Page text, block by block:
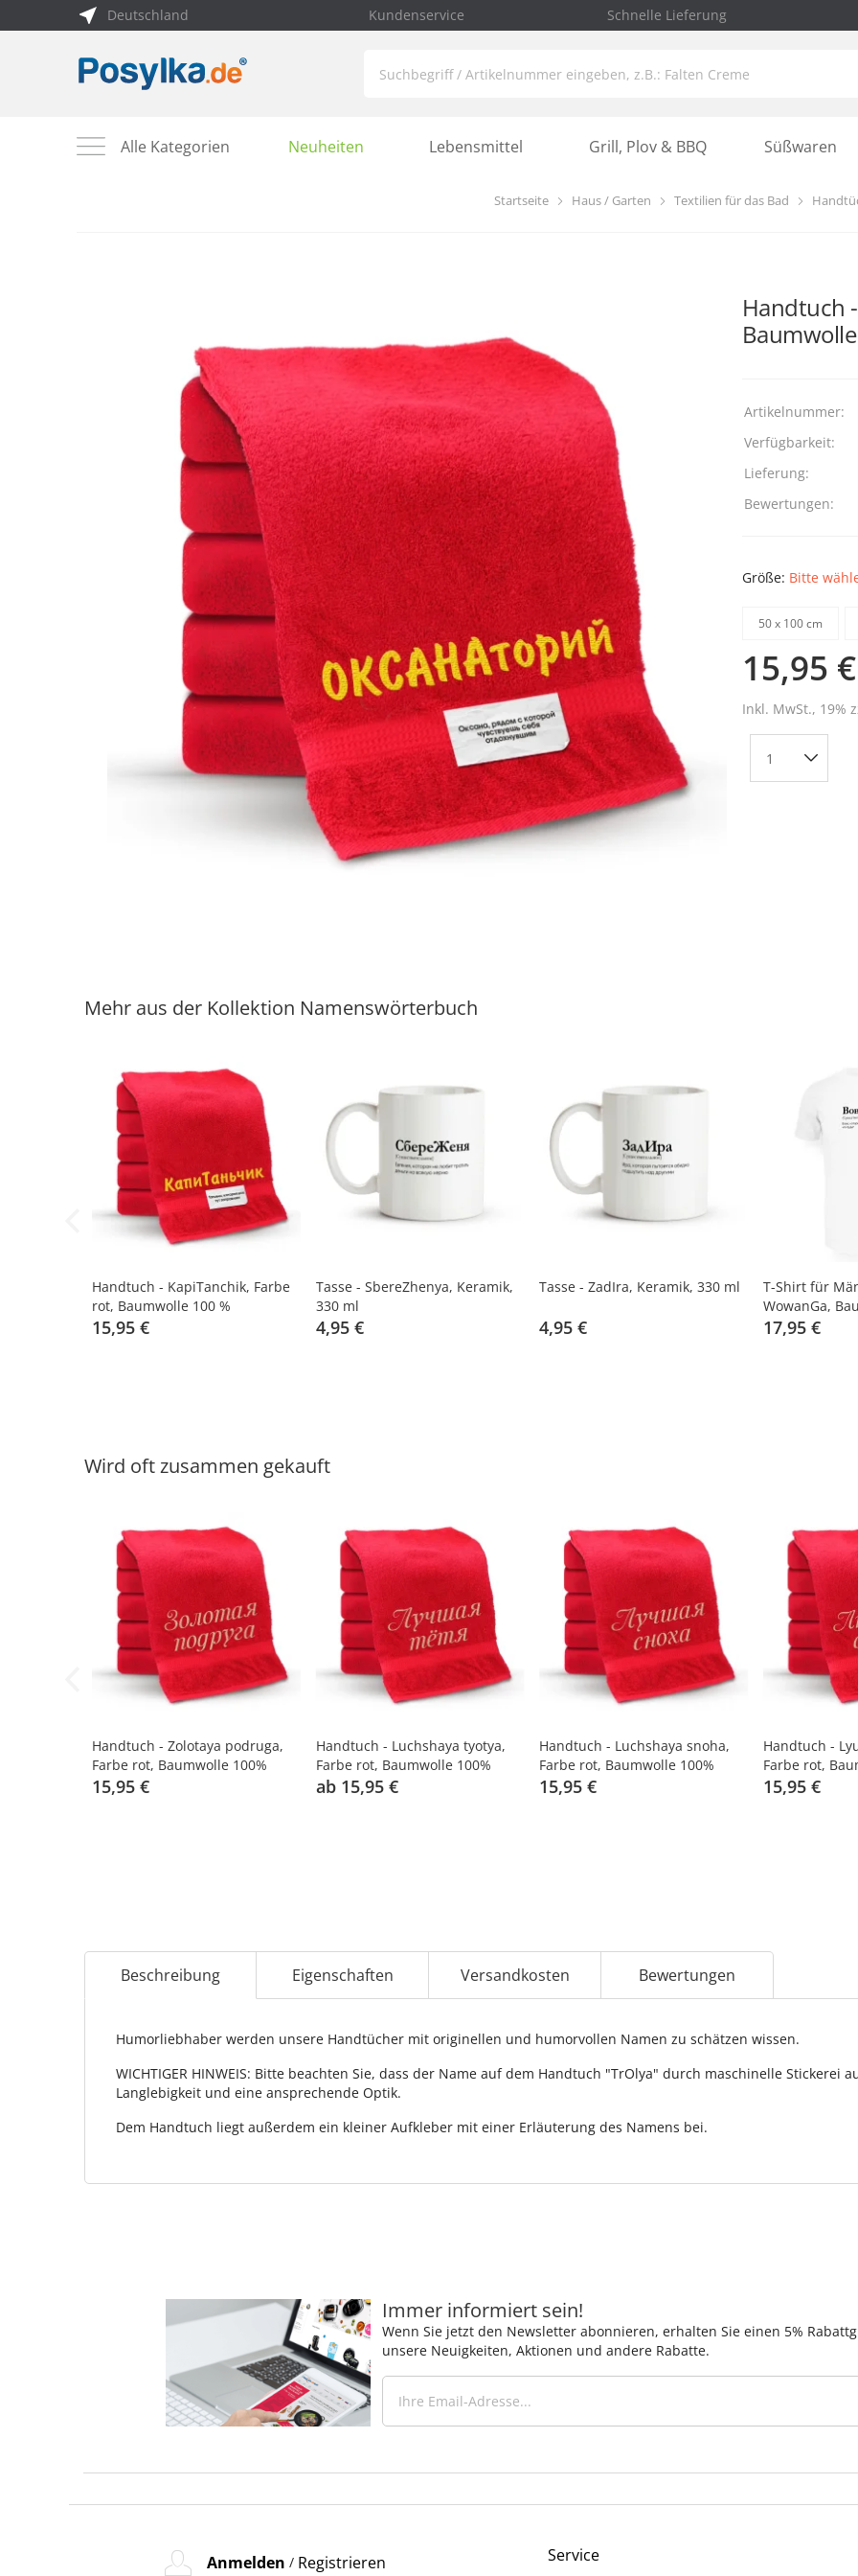
Deutschland Kundenservice Schnelle Lieferung
Alle Kategorien Neuheiten Lebensmittel Grill, Plov & BBQ Süßwaren
Startseite Haus / Garten Textilien für das Bad
Handtuch
Artikelnummer:
Verfügbarkeit:
Lieferung:
Bewertungen:
Größe: Bitte
50 х 100 cm
15,95 €
Inkl. MwSt., 19%
Mehr aus der Kollektion Namenswörterbuch
Handtuch - KapiTanchik, Farbe
rot, Baumwolle 100 %
15,95 €
Tasse - SberеZhenya, Keramik,
330 ml
4,95 €
Tasse - ZadIra, Keramik, 330 ml
4,95 €
T-Shirt für
WowanGa,
17,95 €
Wird oft zusammen gekauft
Handtuch - Zolotaya podruga,
Farbe rot, Baumwolle 100%
15,95 €
Handtuch - Luchshaya tyotya,
Farbe rot, Baumwolle 100%
ab 15,95 €
Handtuch - Luchshaya snoha,
Farbe rot, Baumwolle 100%
15,95 €
Handtuch -
Farbe rot,
15,95 €
Beschreibung Eigenschaften Versandkosten Bewertungen
Humorliebhaber werden unsere Handtücher mit originellen und humorvollen Namen zu schätzen wissen.
WICHTIGER HINWEIS: Bitte beachten Sie, dass der Name auf dem Handtuch "TrOlya" durch maschinelle Stickerei
Langlebigkeit und eine ansprechende Optik.
Dem Handtuch liegt außerdem ein kleiner Aufkleber mit einer Erläuterung des Namens bei.
Immer informiert sein!
Wenn Sie jetzt den Newsletter abonnieren, erhalten Sie einen 5%
unsere Neuigkeiten, Aktionen und andere Rabatte.
Anmelden / Registrieren Service